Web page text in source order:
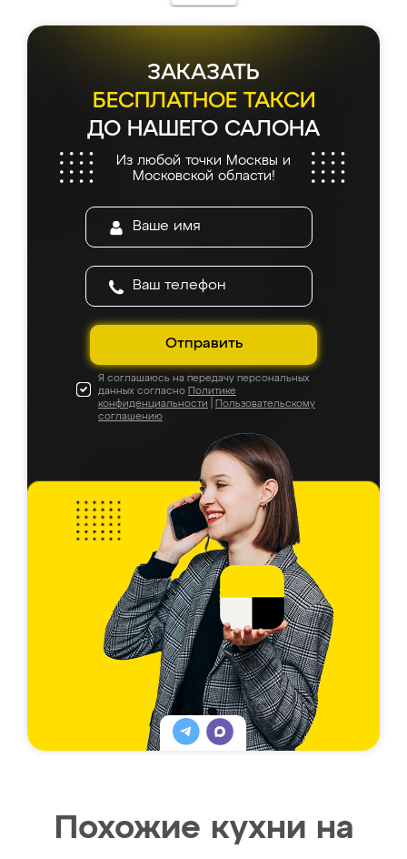
ЗАКАЗАТЬ
БЕСПЛАТНОЕ ТАКСИ
ДО НАШЕГО САЛОНА
Из любой точки Москвы и
Московской области!
Отправить
Я соглашаюсь на передачу персональных
данных согласно Политике
конфиденциальности
Пользовательскому
соглашению
Похожие кухни на